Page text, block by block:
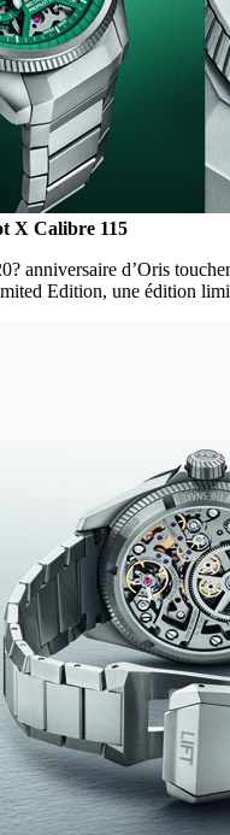
X Calibre 115
anniversaire d’Oris
Edition, une édition